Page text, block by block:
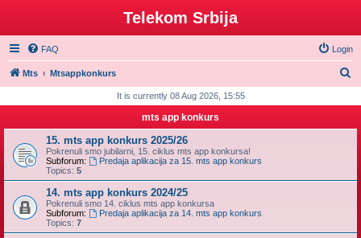
Telekom Srbija
FAQ Login
Mts Mtsappkonkurs
r
It is currently 08 Aug 2026, 15:55
mts app konkurs
15. mts app konkurs 2025/26
Pokrenuli smo jubilarni, 15. ciklus mts app konkursa!
Subforum:
Predaja aplikacija za 15. mts app konkurs
Topics: 5
14. mts app konkurs 2024/25
Pokrenuli smo 14. ciklus mts app konkursa
Subforum:
Predaja aplikacija za 14. mts app konkurs
Topics: 7